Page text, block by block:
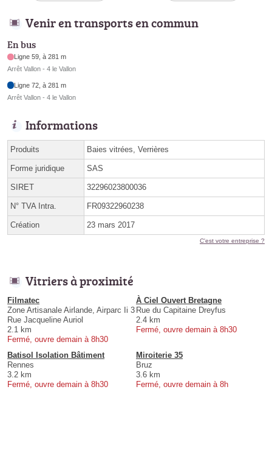
Venir en transports en commun
En bus
Ligne 59, à 281 m
Arrêt Vallon - 4 le Vallon
Ligne 72, à 281 m
Arrêt Vallon - 4 le Vallon
Informations
Produits Baies vitrées, Verrières
Forme juridique SAS
SIRET 32296023800036
N° TVA Intra. FR09322960238
Création 23 mars 2017
C'est votre entreprise ?
Vitriers à proximité
Filmatec
Zone Artisanale Airlande, Airparc Ii 3
Rue Jacqueline Auriol
2.1 km
Fermé, ouvre demain à 8h30
À Ciel Ouvert Bretagne
Rue du Capitaine Dreyfus
2.4 km
Fermé, ouvre demain à 8h30
Batisol Isolation Bâtiment
Rennes
3.2 km
Fermé, ouvre demain à 8h30
Miroiterie 35
Bruz
3.6 km
Fermé, ouvre demain à 8h